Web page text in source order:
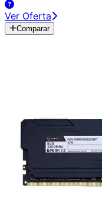
Ver Oferta
Comparar